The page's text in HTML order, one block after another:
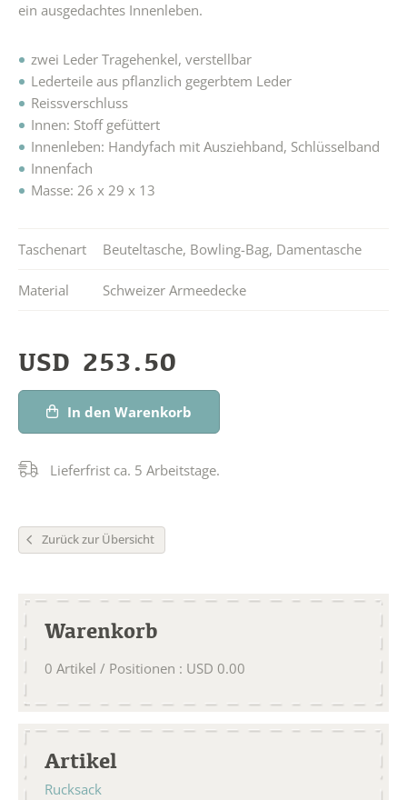
ein ausgedachtes Innenleben.
zwei Leder Tragehenkel, verstellbar
Lederteile aus pflanzlich gegerbtem Leder
Reissverschluss
Innen: Stoff gefüttert
Innenleben: Handyfach mit Ausziehband, Schlüsselband
Innenfach
Masse: 26 x 29 x 13
Taschenart Beuteltasche, Bowling-Bag, Damentasche
Material Schweizer Armeedecke
USD 253.50
In den Warenkorb
Lieferfrist ca. 5 Arbeitstage.
Zurück zur Übersicht
Warenkorb
0 Artikel / Positionen : USD 0.00
Artikel
Rucksack